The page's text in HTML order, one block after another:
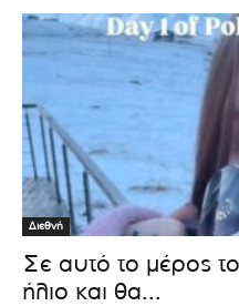
Διεθνή
Σε αυτό το μέρος
ήλιο και θα...